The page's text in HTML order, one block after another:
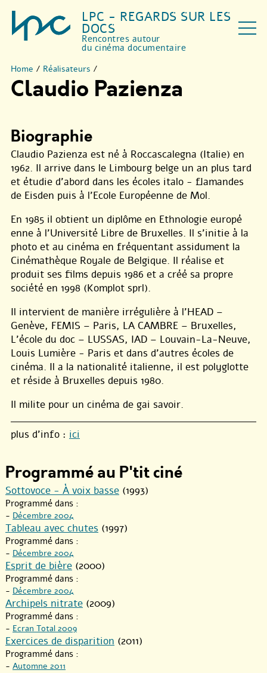
LPC - REGARDS SUR LES
DOCS
Rencontres autour
du cinéma documentaire
Home / Réalisateurs /
Claudio Pazienza
Biographie
Claudio Pazienza est né à Roccascalegna (Italie) en
1962. Il arrive dans le Limbourg belge un an plus tard
et étudie d’abord dans les écoles italo - flamandes
de Eisden puis à l’Ecole Européenne de Mol.
En 1985 il obtient un diplôme en Ethnologie europé
enne à l’Université Libre de Bruxelles. Il s’initie à la
photo et au cinéma en fréquentant assidument la
Cinémathèque Royale de Belgique. Il réalise et
produit ses films depuis 1986 et a créé sa propre
société en 1998 (Komplot sprl).
Il intervient de manière irrégulière à l’HEAD –
Genève, FEMIS – Paris, LA CAMBRE – Bruxelles,
L’école du doc – LUSSAS, IAD – Louvain-La-Neuve,
Louis Lumière - Paris et dans d’autres écoles de
cinéma. Il a la nationalité italienne, il est polyglotte
et réside à Bruxelles depuis 1980.
Il milite pour un cinéma de gai savoir.
plus d’info : ici
Programmé au P'tit ciné
Sottovoce - À voix basse (1993)
Programmé dans :
- Décembre 2004
Tableau avec chutes (1997)
Programmé dans :
- Décembre 2004
Esprit de bière (2000)
Programmé dans :
- Décembre 2004
Archipels nitrate (2009)
Programmé dans :
- Ecran Total 2009
Exercices de disparition (2011)
Programmé dans :
- Automne 2011